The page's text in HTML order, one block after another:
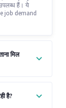
हैं। ये
job demand
मिल
है?